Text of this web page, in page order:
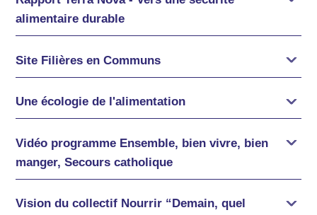
alimentaire durable
Site Filières en Communs
Une écologie de l'alimentation
Vidéo programme Ensemble, bien vivre, bien
manger, Secours catholique
Vision du collectif Nourrir “Demain, quel